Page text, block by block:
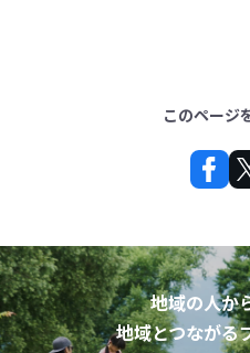
このページ
地域の人か
地域とつながる